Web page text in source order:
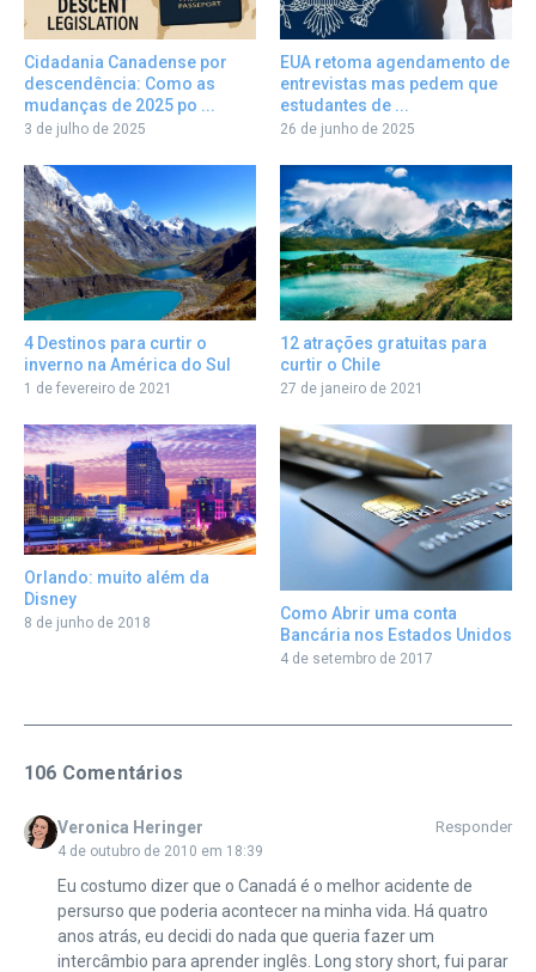
Cidadania Canadense por
descendência: Como as
mudanças de 2025 po ...
3 de julho de 2025
EUA retoma agendamento de
entrevistas mas pedem que
estudantes de ...
26 de junho de 2025
4 Destinos para curtir o
inverno na América do Sul
1 de fevereiro de 2021
12 atrações gratuitas para
curtir o Chile
27 de janeiro de 2021
Orlando: muito além da
Disney
8 de junho de 2018
Como Abrir uma conta
Bancária nos Estados Unidos
4 de setembro de 2017
106 Comentários
Veronica Heringer
4 de outubro de 2010 em 18:39
Responder
Eu costumo dizer que o Canadá é o melhor acidente de
persurso que poderia acontecer na minha vida. Há quatro
anos atrás, eu decidi do nada que queria fazer um
intercâmbio para aprender inglês. Long story short, fui parar